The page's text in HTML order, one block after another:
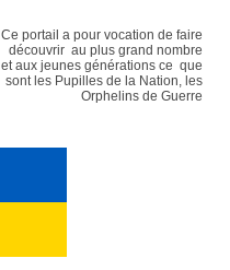
Ce portail a pour vocation de faire
découvrir au plus grand nombre
et aux jeunes générations ce que
sont les Pupilles de la Nation, les
Orphelins de Guerre